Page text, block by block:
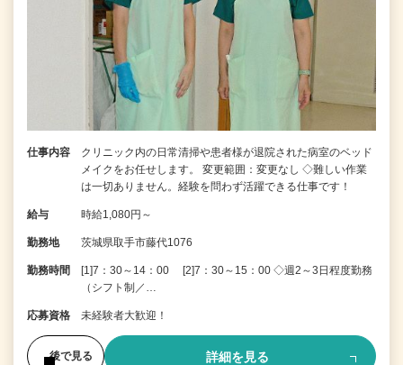
仕事内容
クリニック内の日常清掃や患者様が退院された病室のベッド
メイクをお任せします。 変更範囲：変更なし ◇難しい作業
は一切ありません。経験を問わず活躍できる仕事です！
給与 時給1,080円～
勤務地 茨城県取手市藤代1076
勤務時間
[1]7：30～14：00 [2]7：30～15：00 ◇週2～3日程度勤務
（シフト制／…
応募資格 未経験者大歓迎！
後で見る 詳細を見る